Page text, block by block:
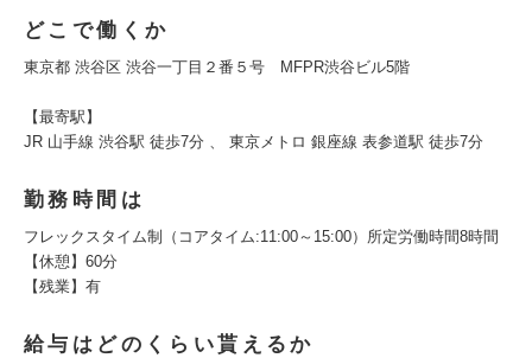
どこで働くか
東京都 渋谷区 渋谷一丁目２番５号 MFPR渋谷ビル5階
【最寄駅】
JR 山手線 渋谷駅 徒歩7分 、 東京メトロ 銀座線 表参道駅 徒歩7分
勤務時間は
フレックスタイム制（コアタイム:11:00～15:00）所定労働時間8時間
【休憩】60分
【残業】有
給与はどのくらい貰えるか